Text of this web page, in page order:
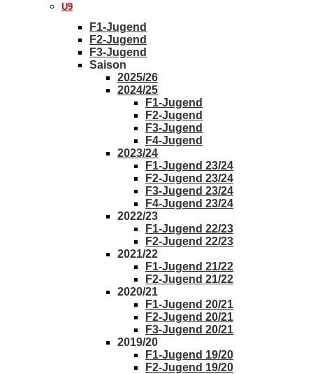
U9
F1-Jugend
F2-Jugend
F3-Jugend
Saison
2025/26
2024/25
F1-Jugend
F2-Jugend
F3-Jugend
F4-Jugend
2023/24
F1-Jugend 23/24
F2-Jugend 23/24
F3-Jugend 23/24
F4-Jugend 23/24
2022/23
F1-Jugend 22/23
F2-Jugend 22/23
2021/22
F1-Jugend 21/22
F2-Jugend 21/22
2020/21
F1-Jugend 20/21
F2-Jugend 20/21
F3-Jugend 20/21
2019/20
F1-Jugend 19/20
F2-Jugend 19/20